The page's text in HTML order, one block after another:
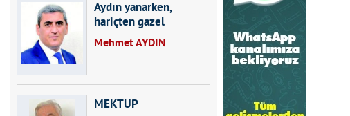
Aydın yanarken,
hariçten gazel
okuyarak kalpleri de
Mehmet AYDIN
MEKTUP